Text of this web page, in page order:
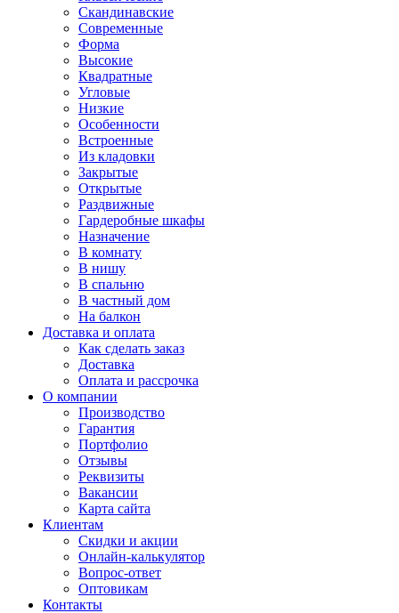
Скандинавские
Современные
Форма
Высокие
Квадратные
Угловые
Низкие
Особенности
Встроенные
Из кладовки
Закрытые
Открытые
Раздвижные
Гардеробные шкафы
Назначение
В комнату
В нишу
В спальню
В частный дом
На балкон
Доставка и оплата
Как сделать заказ
Доставка
Оплата и рассрочка
О компании
Производство
Гарантия
Портфолио
Отзывы
Реквизиты
Вакансии
Карта сайта
Клиентам
Скидки и акции
Онлайн-калькулятор
Вопрос-ответ
Оптовикам
Контакты